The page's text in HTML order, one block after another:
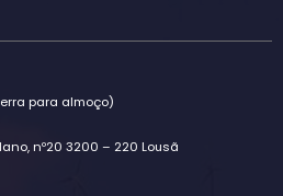
para almoço)
nº20 3200 – 220 Lousã